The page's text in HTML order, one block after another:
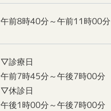
午前8時40分～午前11時00分
▽診療日
午前7時45分～午後7時00分
▽休診日
午後1時00分～午後7時00分